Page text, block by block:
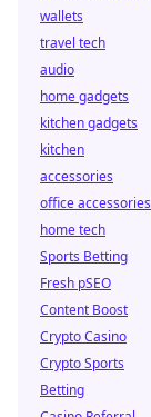
wallets
travel tech
audio
home gadgets
kitchen gadgets
kitchen
accessories
office accessories
home tech
Sports Betting
Fresh pSEO
Content Boost
Crypto Casino
Crypto Sports
Betting